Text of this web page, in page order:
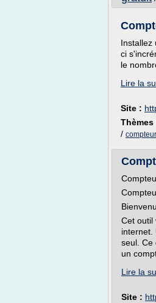
Installez
ci
le
Lire la
Site :
Thèmes
/
Cet outil
internet.
seul. Ce
un
Lire la
Site :